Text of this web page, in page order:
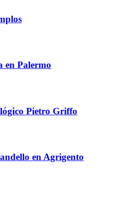
en Palermo
Pietro Griffo
en Agrigento